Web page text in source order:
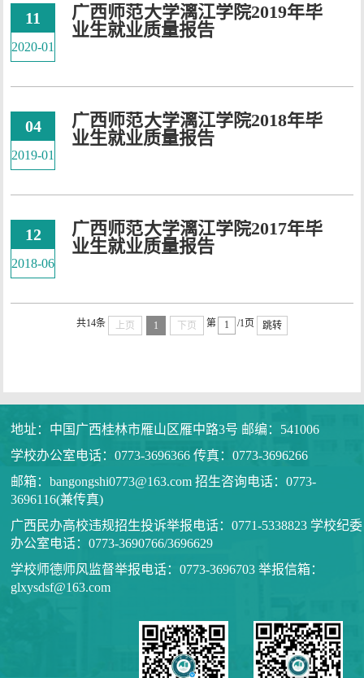
11
2020-01
广西师范大学漓江学院2019年毕
业生就业质量报告
04
2019-01
广西师范大学漓江学院2018年毕
业生就业质量报告
12
2018-06
广西师范大学漓江学院2017年毕
业生就业质量报告
共14条 上页 1 下页 第 /1页 跳转
地址：中国广西桂林市雁山区雁中路3号 邮编：541006
学校办公室电话：0773-3696366 传真：0773-3696266
邮箱：bangongshi0773@163.com 招生咨询电话：0773-
3696116(兼传真)
广西民办高校违规招生投诉举报电话：0771-5338823 学校纪委
办公室电话：0773-3690766/3696629
学校师德师风监督举报电话：0773-3696703 举报信箱：
glxysdsf@163.com